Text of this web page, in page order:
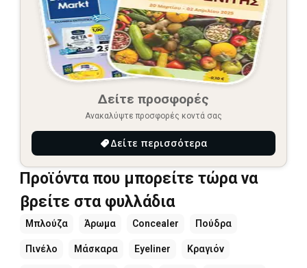
Δείτε προσφορές
Ανακαλύψτε προσφορές κοντά σας
Δείτε περισσότερα
Προϊόντα που μπορείτε τώρα να
βρείτε στα φυλλάδια
Μπλούζα Άρωμα Concealer Πούδρα
Πινέλο Μάσκαρα Eyeliner Κραγιόν